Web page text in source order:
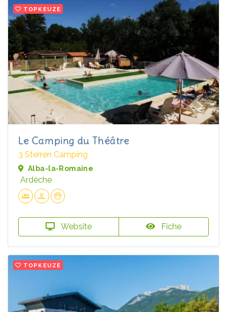
TOPKEUZE
Le Camping du Théâtre
3 Sterren Camping
Alba-la-Romaine
Ardèche
Website Fiche
TOPKEUZE